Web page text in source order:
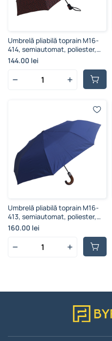
Umbrelă pliabilă toprain M16-
414, semiautomat, poliester,
multicolor, 99 cm
144.00 lei
Umbrelă pliabilă toprain M16-
413, semiautomat, poliester,
multicolor, 99 cm
160.00 lei